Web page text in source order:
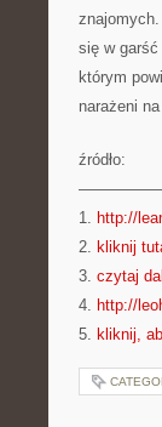
się w
którym
narażeni
źródło:
1. http://
2. kliknij
3. czytaj
4. http://
5. kliknij,